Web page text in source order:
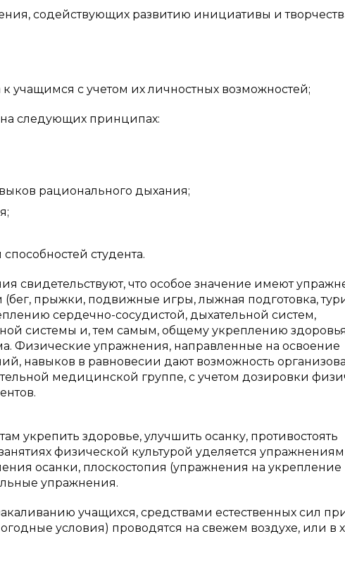
содействующих развитию инициативы и
учащимся с учетом их личностных возможностей;
на следующих принципах:
рационального дыхания;
студента.
свидетельствуют, что особое значение имеют
прыжки, подвижные игры, лыжная подготовка,
сердечно-сосудистой, дыхательной систем,
системы и, тем самым, общему укреплению
Физические упражнения, направленные на освоение
навыков в равновесии дают возможность
медицинской группе, с учетом дозировки
укрепить здоровье, улучшить осанку, противостоять
физической культурой уделяется
осанки, плоскостопия (упражнения на укрепление
упражнения.
учащихся, средствами естественных сил
условия) проводятся на свежем воздухе, или в